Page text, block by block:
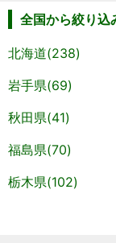
全国から絞り込
北海道(238)
岩手県(69)
秋田県(41)
福島県(70)
栃木県(102)